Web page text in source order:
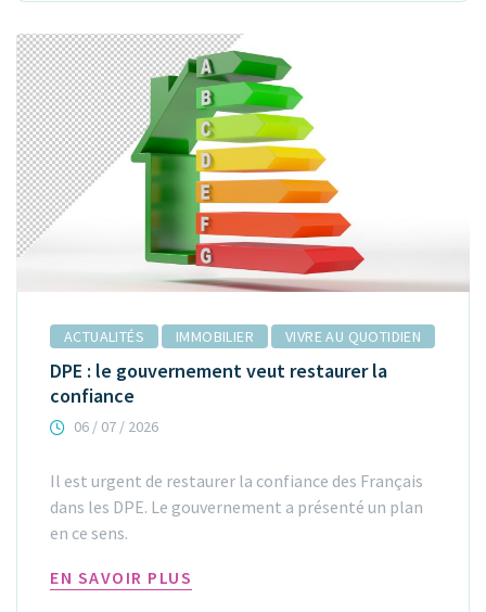
ACTUALITÉS IMMOBILIER VIVRE AU QUOTIDIEN
DPE : le gouvernement veut restaurer la
confiance
06 / 07 / 2026
Il est urgent de restaurer la confiance des Français
dans les DPE. Le gouvernement a présenté un plan
en ce sens.
EN SAVOIR PLUS